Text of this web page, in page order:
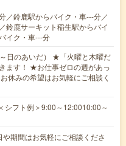
／鈴鹿駅からバイク・車---分／
鈴鹿サーキット稲生駅からバイ
イク・車---分
日のあいだ） ★「火曜と木曜だ
ます！ ★お仕事ゼロの週があっ
休みの希望はお気軽にご相談く
シフト例＞9:00～12:0010:00～
期間はお気軽にご相談くださ